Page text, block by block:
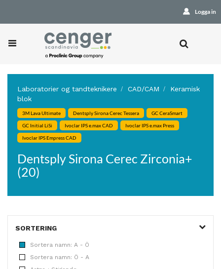
Logga in
Laboratorier og tandteknikere CAD/CAM
Keramisk
blok
3M Lava Ultimate Dentsply Sirona Cerec Tessera GC CeraSmart
GC Initial LiSi Ivoclar IPS e.max CAD Ivoclar IPS e.max Press
Ivoclar IPS Empress CAD
Dentsply Sirona Cerec Zirconia+
(20)
SORTERING
Sortera namn: A - Ö
Sortera namn: Ö - A